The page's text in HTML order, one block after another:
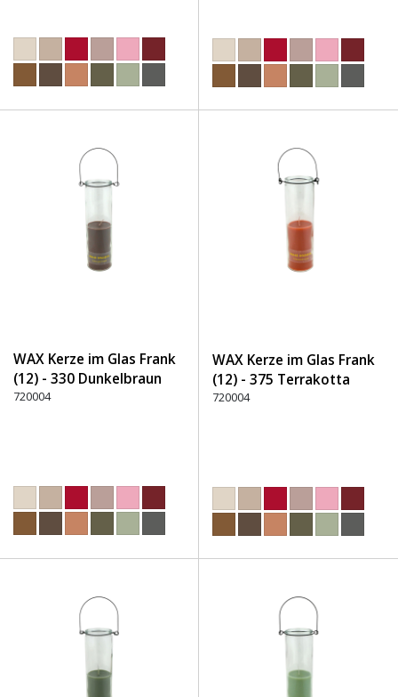
WAX Kerze im Glas Frank
(12) - 330 Dunkelbraun
720004
WAX Kerze im Glas Frank
(12) - 375 Terrakotta
720004